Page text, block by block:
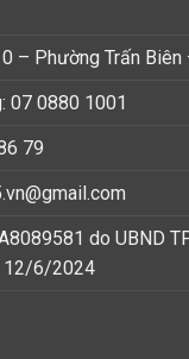
– Phường Trấn
07 0880 1001
79
do UBND
12/6/2024